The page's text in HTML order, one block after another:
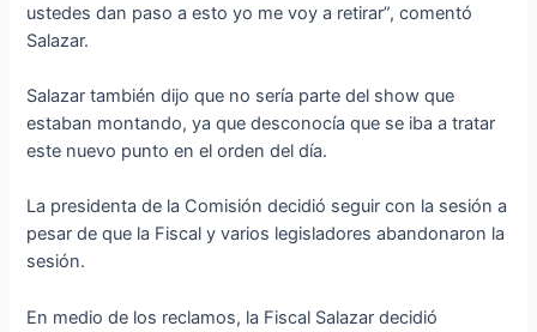
ustedes dan paso a esto yo me voy a retirar”, comentó
Salazar.
Salazar también dijo que no sería parte del show que
estaban montando, ya que desconocía que se iba a tratar
este nuevo punto en el orden del día.
La presidenta de la Comisión decidió seguir con la sesión a
pesar de que la Fiscal y varios legisladores abandonaron la
sesión.
En medio de los reclamos, la Fiscal Salazar decidió